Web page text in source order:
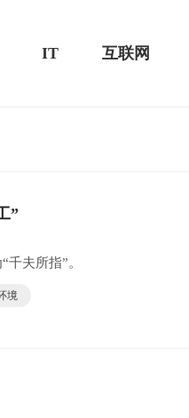
IT 互联网
”
夫所指”。
境
MacSources